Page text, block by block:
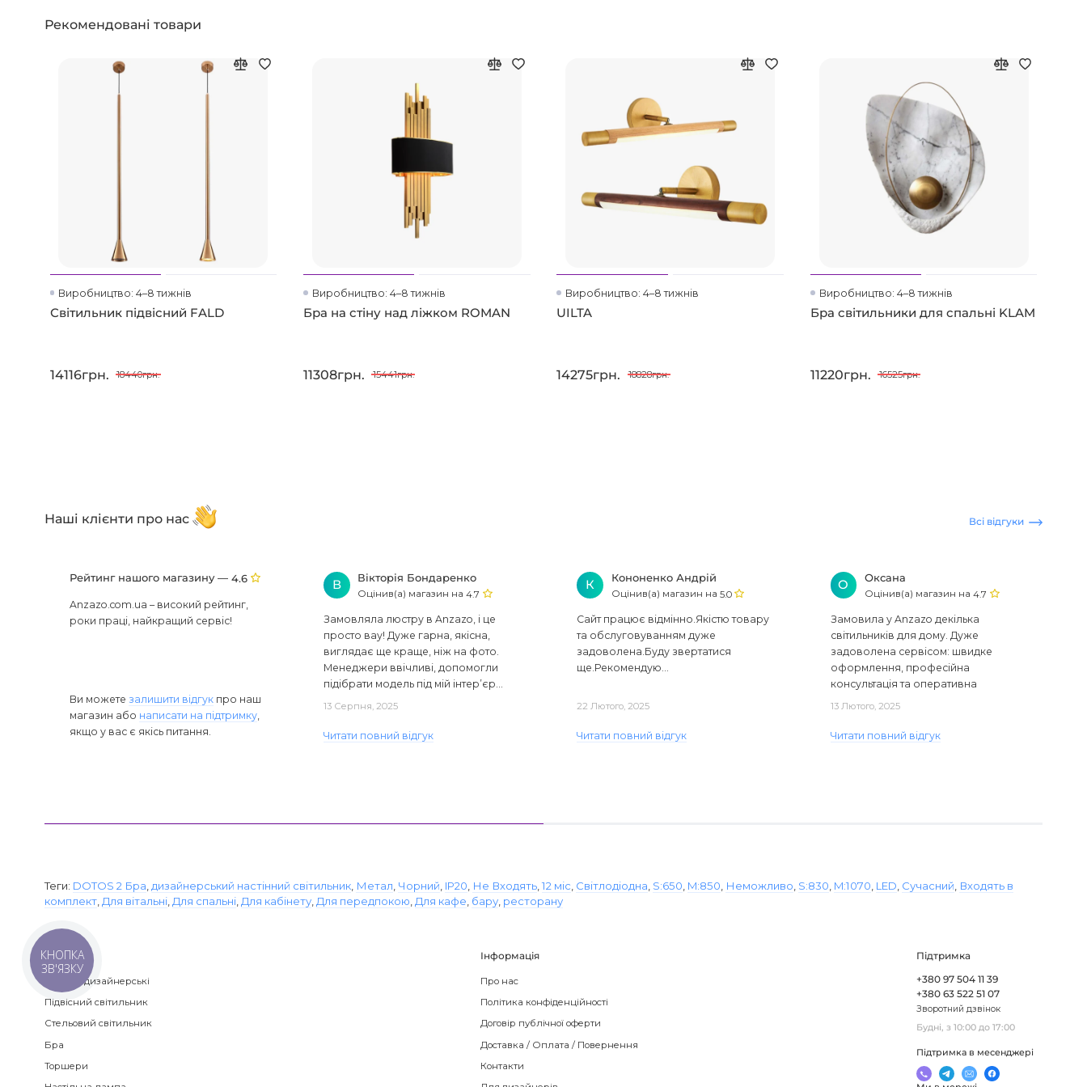
Рекомендовані товари
Виробництво: 4–8 тижнів
Світильник підвісний FALD
14116грн. 18440грн.
Виробництво: 4–8 тижнів
Бра на стіну над ліжком ROMAN
11308грн. 15441грн.
Виробництво: 4–8 тижнів
UILTA
14275грн. 18828грн.
Виробництво: 4–8 тижнів
Бра світильники для спальні KLAM
11220грн. 16525грн.
Наші клієнти про нас Всі відгуки
Рейтинг нашого магазину —4.6
Anzazo.com.ua – високий рейтинг,
роки праці, найкращий сервіс!
Ви можете залишити відгук про наш
магазин або написати на підтримку
якщо у вас є якісь питання.
В
Вікторія Бондаренко
Оцінив(а) магазин на4.7
Замовляла люстру в Anzazo, і це
просто вау! Дуже гарна, якісна,
виглядає ще краще, ніж на фото.
Менеджери ввічливі, допомогли
підібрати модель під мій інтер’єр...
13 Серпня, 2025
Читати повний відгук
К
Кононенко Андрій
Оцінив(а) магазин на 5.0
Сайт працює відмінно.Якістю товару
та обслуговуванням дуже
задоволена.Буду звертатися
ще.Рекомендую...
22 Лютого, 2025
Читати повний відгук
О
Оксана
Оцінив(а) магазин на4.7
Замовила у Anzazo декілька
світильників для дому. Дуже
задоволена сервісом: швидке
оформлення, професійна
консультація та оперативна
13 Лютого, 2025
Читати повний відгук
Теги: DOTOS 2 Бра дизайнерський настінний світильник Метал Чорний IP20 Не Входять ,12 міс Світлодіодна S:650 M:850 Неможливо S:830 M:1070 LED Сучасний Входять в
комплект Для вітальні Для спальні Для кабінету Для передпокою Для кафе бару ресторану
Категорії
Люстри дизайнерські
Підвісний світильник
Стельовий світильник
Бра
Торшери
Інформація
Про нас
Політика конфіденційності
Договір публічної оферти
Доставка / Оплата / Повернення
Контакти
Підтримка
+380 97 504 11 39
+380 63 522 51 07
Зворотний дзвінок
Будні, з 10:00 до 17:00
Підтримка в месенджері
КНОПКА
ЗВ'ЯЗКУ